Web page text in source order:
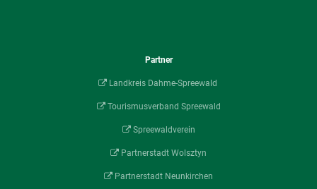
Partner
Landkreis Dahme-Spreewald
Tourismusverband Spreewald
Spreewaldverein
Partnerstadt Wolsztyn
Partnerstadt Neunkirchen